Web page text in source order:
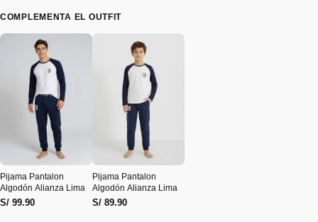
COMPLEMENTA EL OUTFIT
Pijama Pantalon
Algodón Alianza Lima
S/ 99.90
Pijama Pantalon
Algodón Alianza Lima
S/ 89.90